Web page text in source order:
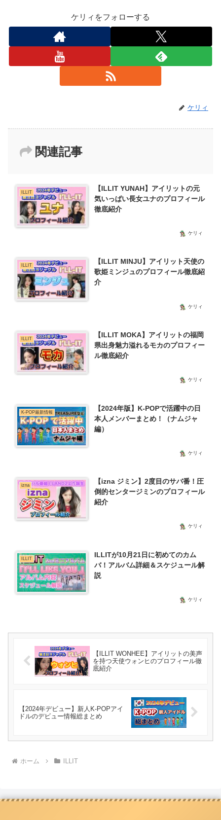
ケリィをフォローする
ケリィ
関連記事
ILLIT
【ILLIT YUNAH】アイリットの元
気いっぱい長女ユナのプロフィール
徹底紹介
ケリィ
ILLIT
【ILLIT MINJU】アイリット天使の
歌姫ミンジュのプロフィール徹底紹
介
ケリィ
ILLIT
【ILLIT MOKA】アイリットの福岡
県出身魅力溢れるモカのプロフィー
ル徹底紹介
ケリィ
K-POP最新情報
【2024年版】K-POPで活躍中の日
本人メンバーまとめ！（ナムジャ
編）
ケリィ
izna
【izna ジミン】2度目のサバ番！圧
倒的センタージミンのプロフィール
紹介
ケリィ
ILLIT
ILLITが10月21日に初めてのカム
バ！アルバム詳細＆スケジュール解
説
ケリィ
【ILLIT WONHEE】アイリットの美声
を持つ天使ウォンヒのプロフィール徹
底紹介
【2024年デビュー】新人K-POPアイ
ドルのデビュー情報総まとめ
ホーム ILLIT